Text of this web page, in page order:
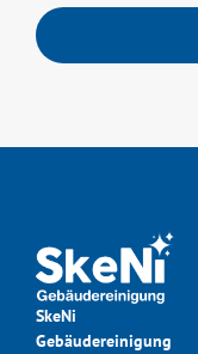
SkeNi
Gebäudereinigung